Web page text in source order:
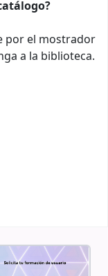
por el mostrador
a la biblioteca.